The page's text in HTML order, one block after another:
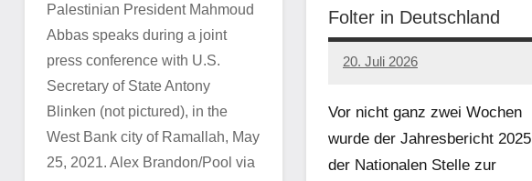
Palestinian President Mahmoud
Abbas speaks during a joint
press conference with U.S.
Secretary of State Antony
Blinken (not pictured), in the
West Bank city of Ramallah, May
25, 2021. Alex Brandon/Pool via
Folter in Deutschland
20. Juli 2026
network
Vor nicht ganz zwei Wochen
wurde der Jahresbericht 2025
der Nationalen Stelle zur